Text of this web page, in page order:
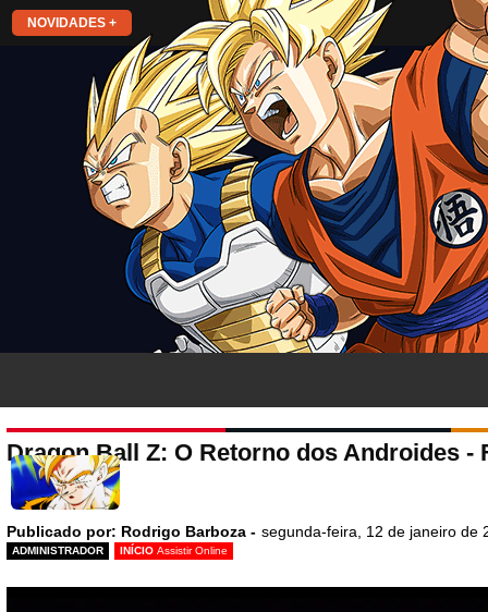
NOVIDADES +
Dragon Ball Z: O Retorno dos Androides -
Publicado por: Rodrigo Barboza - segunda-feira, 12 de janeiro de
ADMINISTRADOR INÍCIO Assistir Online